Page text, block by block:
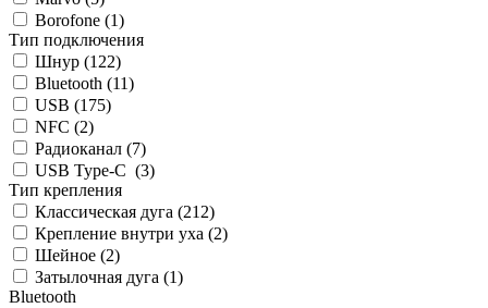
Borofone (1)
Тип подключения
Шнур (122)
Bluetooth (11)
USB (175)
NFC (2)
Радиоканал (7)
USB Type-C (3)
Тип крепления
Классическая дуга (212)
Крепление внутри уха (2)
Шейное (2)
Затылочная дуга (1)
Bluetooth